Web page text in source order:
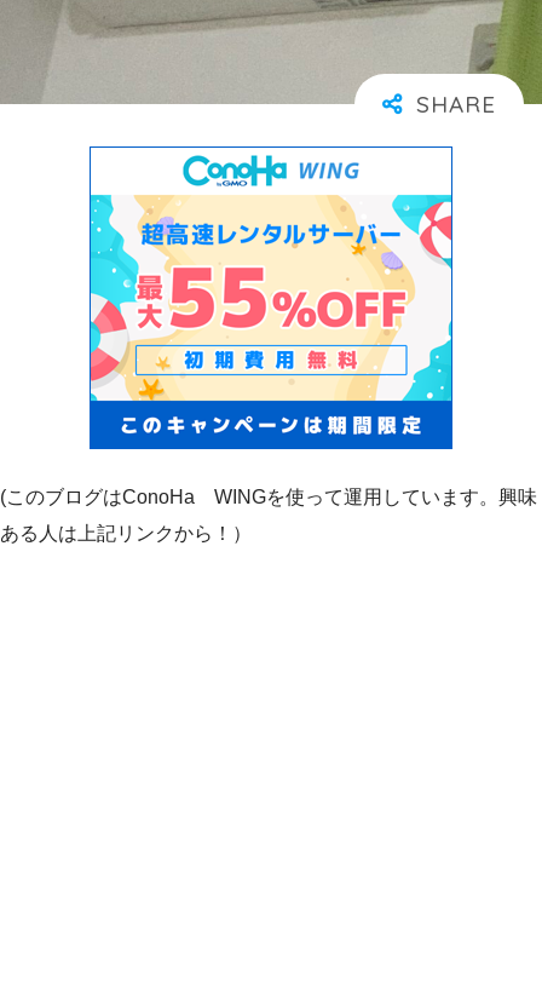
(このブログはConoHa WINGを使って運用しています。興味
ある人は上記リンクから！）